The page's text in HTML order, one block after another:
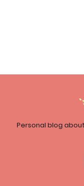
Personal blog